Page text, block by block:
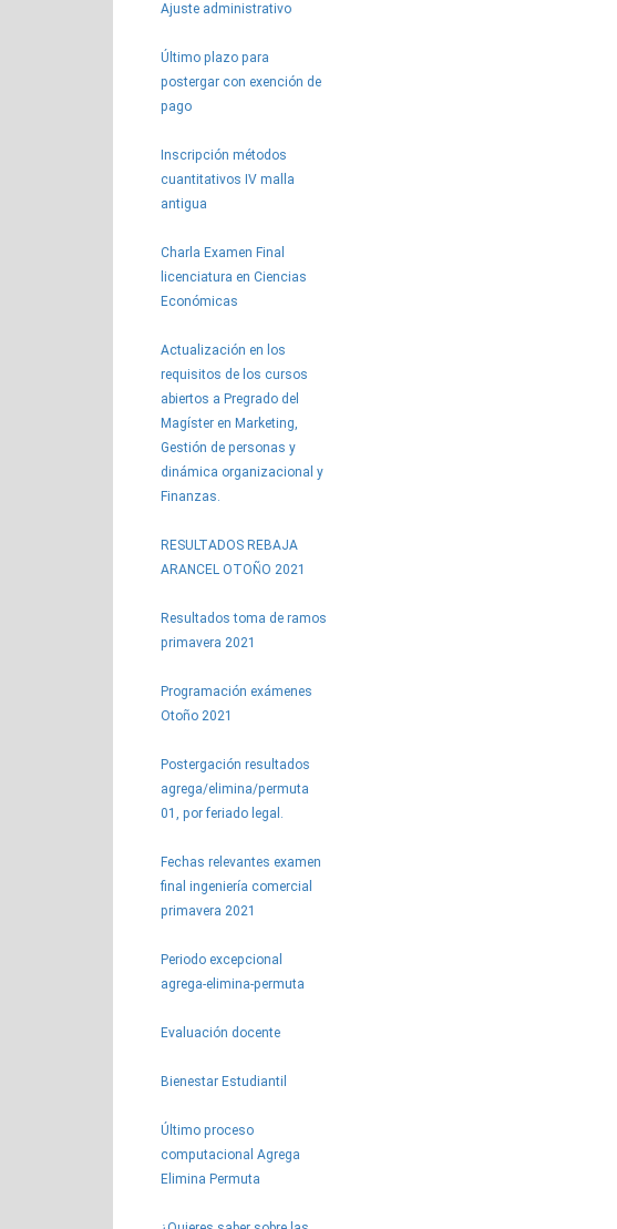
Ajuste administrativo
Último plazo para
postergar con exención de
pago
Inscripción métodos
cuantitativos IV malla
antigua
Charla Examen Final
licenciatura en Ciencias
Económicas
Actualización en los
requisitos de los cursos
abiertos a Pregrado del
Magíster en Marketing,
Gestión de personas y
dinámica organizacional y
Finanzas.
RESULTADOS REBAJA
ARANCEL OTOÑO 2021
Resultados toma de ramos
primavera 2021
Programación exámenes
Otoño 2021
Postergación resultados
agrega/elimina/permuta
01, por feriado legal.
Fechas relevantes examen
final ingeniería comercial
primavera 2021
Periodo excepcional
agrega-elimina-permuta
Evaluación docente
Bienestar Estudiantil
Último proceso
computacional Agrega
Elimina Permuta